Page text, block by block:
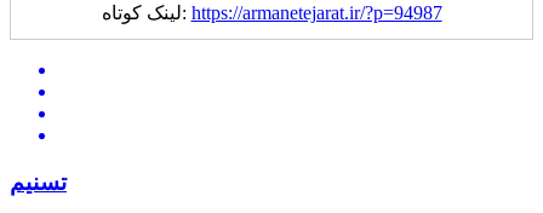
لینک کوتاه: https://armanetejarat.ir/?p=94987
تسنیم